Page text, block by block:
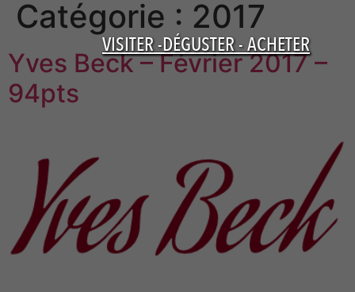
VISITER -DÉGUSTER - ACHETER
Catégorie : 2017
Yves Beck – Février 2017 –
94pts